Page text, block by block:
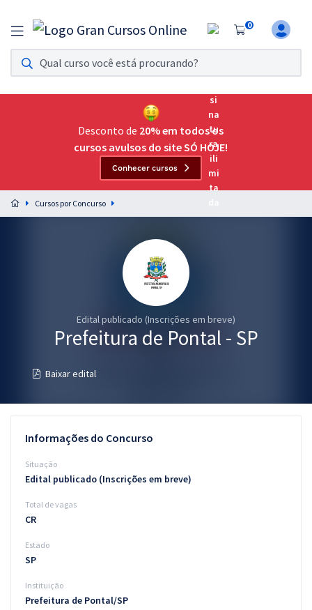
0
Assinatura Ilimitada 11
Acesso a todos os cursos. Teste grátis por 7 dias!
Assinatura OAB Até Passar
Acesso ilimitado a toda preparação para o Exame da
Preparação completa e intensiva para as principais
residências em saúde do Brasil
Conteúdo gratuito
Desconto de 20% em todos os
cursos avulsos do site SÓ HOJE!
Conhecer cursos
Cursos por Concurso
Edital publicado (Inscrições em breve)
Prefeitura de Pontal - SP
Baixar edital
Informações do Concurso
Situação
Edital publicado (Inscrições em breve)
Total de vagas
CR
Estado
SP
Instituição
Prefeitura de Pontal/SP